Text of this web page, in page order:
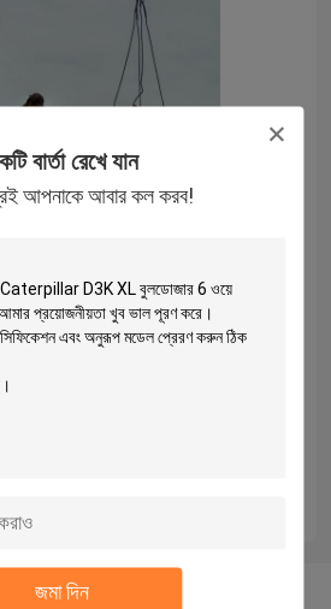
বার্তা রেখে যান
আপনাকে আবার কল করব!
জমা দিন